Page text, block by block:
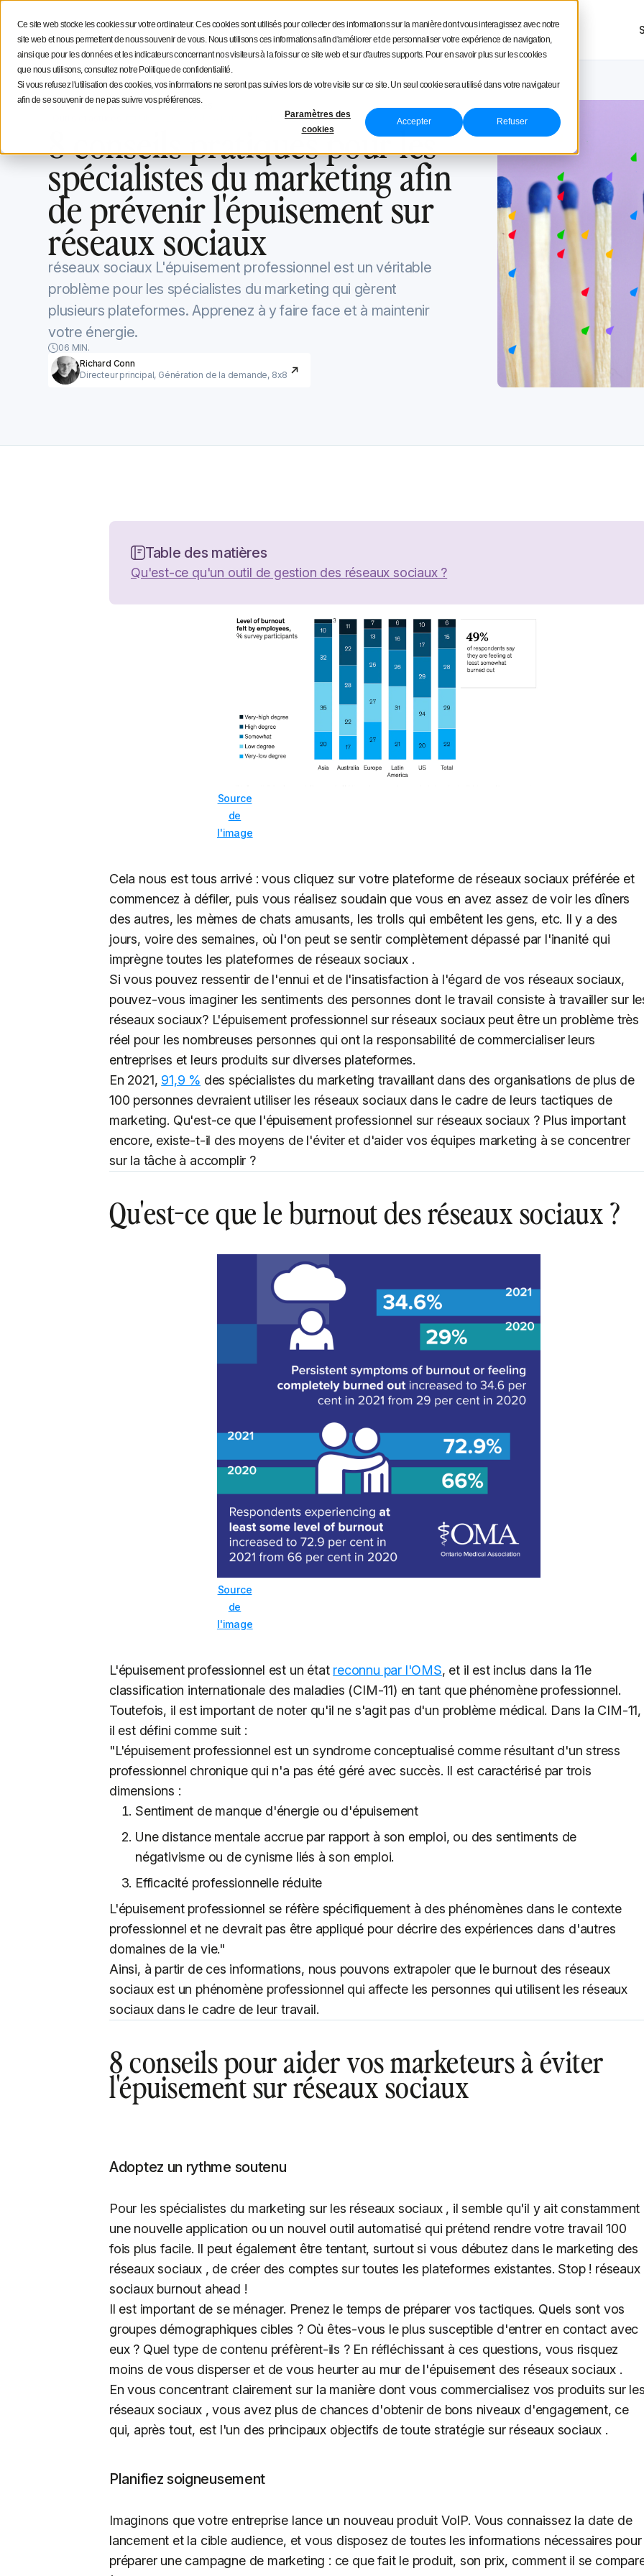
Ce site web stocke les cookies sur votre ordinateur. Ces cookies sont utilisés pour collecter des informations sur la manière dont vous interagissez avec notre
site web et nous permettent de nous souvenir de vous. Nous utilisons ces informations afin d'améliorer et de personnaliser votre expérience de navigation,
ainsi que pour les données et les indicateurs concernant nos visiteurs à la fois sur ce site web et sur d'autres supports. Pour en savoir plus sur les cookies
que nous utilisons, consultez notre Politique de confidentialité.
Si vous refusez l'utilisation des cookies, vos informations ne seront pas suivies lors de votre visite sur ce site. Un seul cookie sera utilisé dans votre navigateur
afin de se souvenir de ne pas suivre vos préférences.
Paramètres des
cookies
Accepter Refuser
Fonctionnalités Solutions Ressources NOUVEAU Démo produitTarifs
Stratégie social media Conseils aux créateurs Iconosquare
Blog Iconosquare Outils et astuces
July 21, 2022
8 conseils pratiques pour les
spécialistes du marketing afin
de prévenir l'épuisement sur
réseaux sociaux
réseaux sociaux L'épuisement professionnel est un véritable
problème pour les spécialistes du marketing qui gèrent
plusieurs plateformes. Apprenez à y faire face et à maintenir
votre énergie.
06 MIN.
Richard Conn
Directeur principal, Génération de la demande, 8x8
Table des matières
Qu'est-ce qu'un outil de gestion des réseaux sociaux ?
Source
de
l'image
Cela nous est tous arrivé : vous cliquez sur votre plateforme de réseaux sociaux préférée et
commencez à défiler, puis vous réalisez soudain que vous en avez assez de voir les dîners
des autres, les mèmes de chats amusants, les trolls qui embêtent les gens, etc. Il y a des
jours, voire des semaines, où l'on peut se sentir complètement dépassé par l'inanité qui
imprègne toutes les plateformes de réseaux sociaux .
Si vous pouvez ressentir de l'ennui et de l'insatisfaction à l'égard de vos réseaux sociaux,
pouvez-vous imaginer les sentiments des personnes dont le travail consiste à travailler sur
réseaux sociaux? L'épuisement professionnel sur réseaux sociaux peut être un problème très
réel pour les nombreuses personnes qui ont la responsabilité de commercialiser leurs
entreprises et leurs produits sur diverses plateformes.
En 2021, 91,9 % des spécialistes du marketing travaillant dans des organisations de plus de
100 personnes devraient utiliser les réseaux sociaux dans le cadre de leurs tactiques de
marketing. Qu'est-ce que l'épuisement professionnel sur réseaux sociaux ? Plus important
encore, existe-t-il des moyens de l'éviter et d'aider vos équipes marketing à se concentrer
sur la tâche à accomplir ?
Qu'est-ce que le burnout des réseaux sociaux ?
Source
de
l'image
L'épuisement professionnel est un état reconnu par l'OMS, et il est inclus dans la 11e
classification internationale des maladies (CIM-11) en tant que phénomène professionnel.
Toutefois, il est important de noter qu'il ne s'agit pas d'un problème médical. Dans la CIM-11,
il est défini comme suit :
"L'épuisement professionnel est un syndrome conceptualisé comme résultant d'un stress
professionnel chronique qui n'a pas été géré avec succès. Il est caractérisé par trois
dimensions :
Sentiment de manque d'énergie ou d'épuisement
Une distance mentale accrue par rapport à son emploi, ou des sentiments de
négativisme ou de cynisme liés à son emploi.
Efficacité professionnelle réduite
L'épuisement professionnel se réfère spécifiquement à des phénomènes dans le contexte
professionnel et ne devrait pas être appliqué pour décrire des expériences dans d'autres
domaines de la vie."
Ainsi, à partir de ces informations, nous pouvons extrapoler que le burnout des réseaux
sociaux est un phénomène professionnel qui affecte les personnes qui utilisent les réseaux
sociaux dans le cadre de leur travail.
8 conseils pour aider vos marketeurs à éviter
l'épuisement sur réseaux sociaux
Adoptez un rythme soutenu
Pour les spécialistes du marketing sur les réseaux sociaux , il semble qu'il y ait constamment
une nouvelle application ou un nouvel outil automatisé qui prétend rendre votre travail 100
fois plus facile. Il peut également être tentant, surtout si vous débutez dans le marketing des
réseaux sociaux , de créer des comptes sur toutes les plateformes existantes. Stop ! réseaux
sociaux burnout ahead !
Il est important de se ménager. Prenez le temps de préparer vos tactiques. Quels sont vos
groupes démographiques cibles ? Où êtes-vous le plus susceptible d'entrer en contact avec
eux ? Quel type de contenu préfèrent-ils ? En réfléchissant à ces questions, vous risquez
moins de vous disperser et de vous heurter au mur de l'épuisement des réseaux sociaux .
En vous concentrant clairement sur la manière dont vous commercialisez vos produits sur
réseaux sociaux , vous avez plus de chances d'obtenir de bons niveaux d'engagement, ce
qui, après tout, est l'un des principaux objectifs de toute stratégie sur réseaux sociaux .
Planifiez soigneusement
Imaginons que votre entreprise lance un nouveau produit VoIP. Vous connaissez la date de
lancement et la cible audience, et vous disposez de toutes les informations nécessaires pour
préparer une campagne de marketing : ce que fait le produit, son prix, comment il se